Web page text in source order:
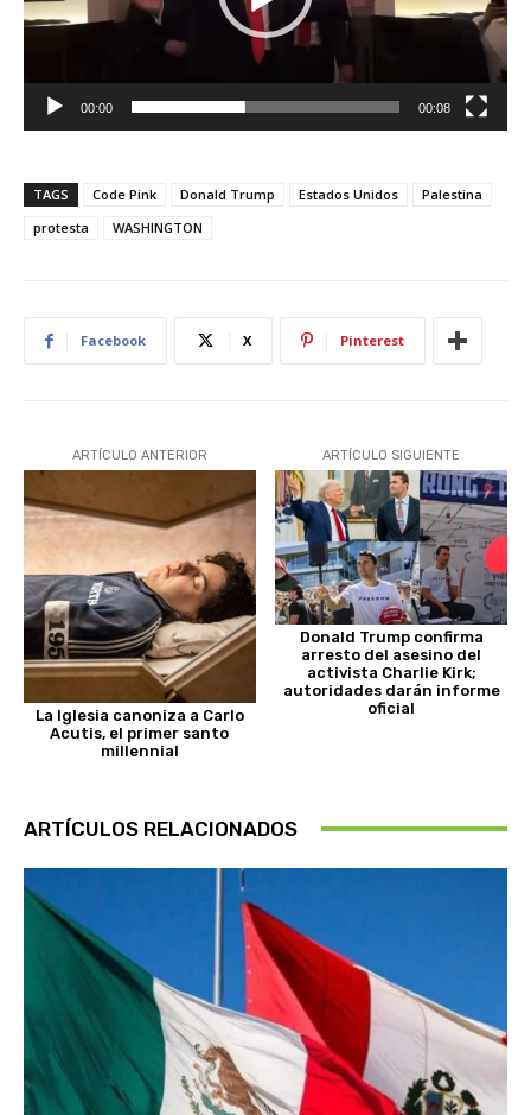
u
t
r
00:00 00:08
TAGS Code Pink Donald Trump Estados Unidos
Palestina
protesta
WASHINGTON
Facebook X Pinterest
ARTÍCULO ANTERIOR
La Iglesia canoniza a Carlo
Acutis, el primer santo
millennial
ARTÍCULO SIGUIENTE
Donald Trump confirma
arresto del asesino del
activista Charlie Kirk;
autoridades darán informe
oficial
ARTÍCULOS RELACIONADOS